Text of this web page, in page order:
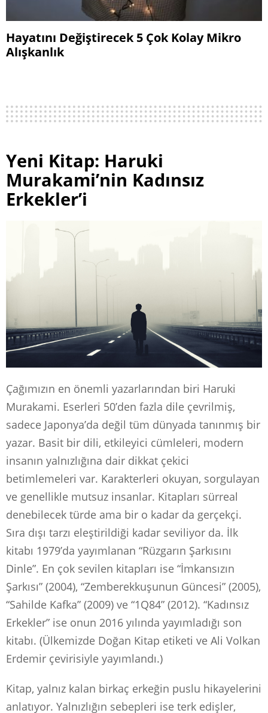
Hayatını Değiştirecek 5 Çok Kolay Mikro
Alışkanlık
Yeni Kitap: Haruki
Murakami’nin Kadınsız
Erkekler’i
Çağımızın en önemli yazarlarından biri Haruki
Murakami. Eserleri 50’den fazla dile çevrilmiş,
sadece Japonya’da değil tüm dünyada tanınmış bir
yazar. Basit bir dili, etkileyici cümleleri, modern
insanın yalnızlığına dair dikkat çekici
betimlemeleri var. Karakterleri okuyan, sorgulayan
ve genellikle mutsuz insanlar. Kitapları sürreal
denebilecek türde ama bir o kadar da gerçekçi.
Sıra dışı tarzı eleştirildiği kadar seviliyor da. İlk
kitabı 1979’da yayımlanan “Rüzgarın Şarkısını
Dinle”. En çok sevilen kitapları ise “İmkansızın
Şarkısı” (2004), “Zemberekkuşunun Güncesi” (2005),
“Sahilde Kafka” (2009) ve “1Q84” (2012). “Kadınsız
Erkekler” ise onun 2016 yılında yayımladığı son
kitabı. (Ülkemizde Doğan Kitap etiketi ve Ali Volkan
Erdemir çevirisiyle yayımlandı.)
Kitap, yalnız kalan birkaç erkeğin puslu hikayelerini
anlatıyor. Yalnızlığın sebepleri ise terk edişler,